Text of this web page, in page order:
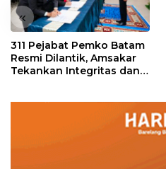
«
311 Pejabat Pemko Batam
Resmi Dilantik, Amsakar
Tekankan Integritas dan